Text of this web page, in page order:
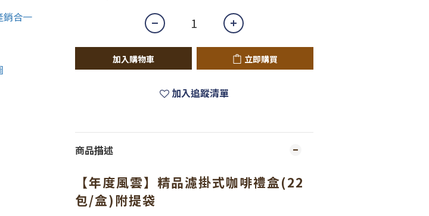
加入購物車 立即購買
加入追蹤清單
商品描述
【年度風雲】精品濾掛式咖啡禮盒(22
包/盒)附提袋